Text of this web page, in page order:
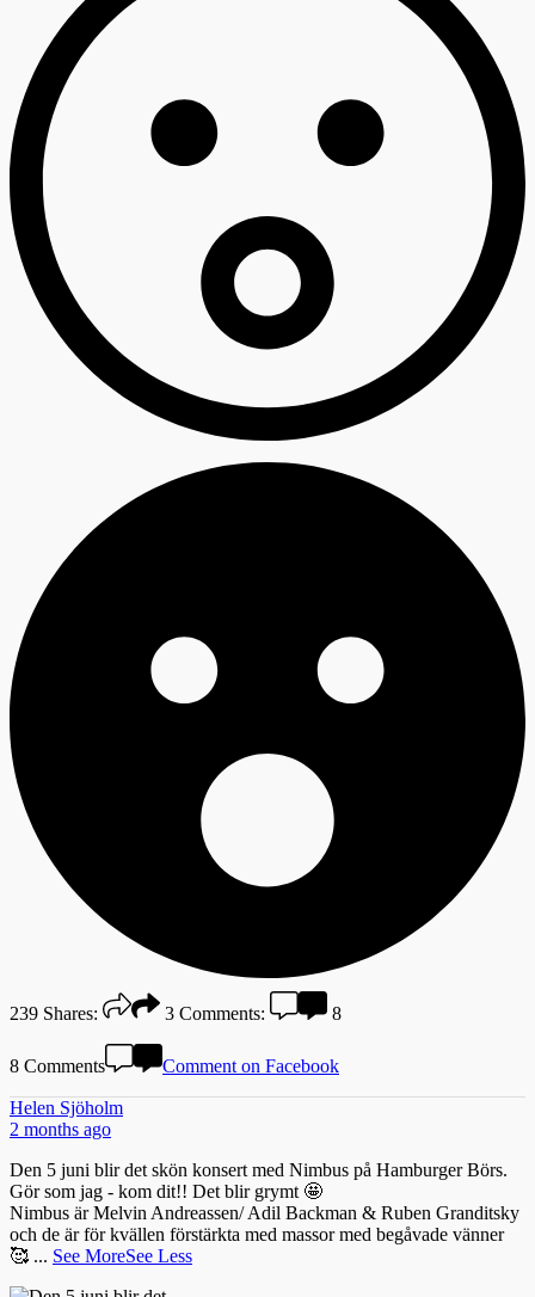
239 Shares: 3 Comments: 8
8 Comments Comment on Facebook
Helen Sjöholm
2 months ago
Den 5 juni blir det skön konsert med Nimbus på Hamburger Börs.
Gör som jag - kom dit!! Det blir grymt 🤩
Nimbus är Melvin Andreassen/ Adil Backman & Ruben Granditsky
och de är för kvällen förstärkta med massor med begåvade vänner
🥰 ... See MoreSee Less